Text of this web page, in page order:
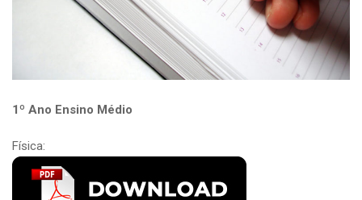
1º Ano Ensino Médio
Física: